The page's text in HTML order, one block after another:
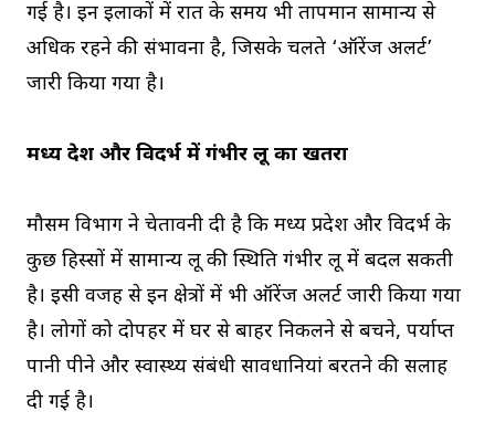
गई है। इन इलाकों में रात के समय भी तापमान सामान्य से
अधिक रहने की संभावना है, जिसके चलते ‘ऑरेंज अलर्ट’
जारी किया गया है।
मध्य प्रदेश और विदर्भ में गंभीर लू का खतरा
मौसम विभाग ने चेतावनी दी है कि मध्य प्रदेश और विदर्भ के
कुछ हिस्सों में सामान्य लू की स्थिति गंभीर लू में बदल सकती
है। इसी वजह से इन क्षेत्रों में भी ऑरेंज अलर्ट जारी किया गया
है। लोगों को दोपहर में घर से बाहर निकलने से बचने, पर्याप्त
पानी पीने और स्वास्थ्य संबंधी सावधानियां बरतने की सलाह
दी गई है।